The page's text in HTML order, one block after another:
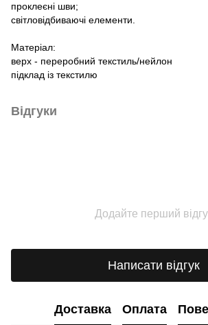
проклеєні шви;
світловідбиваючі елементи.
Матеріал:
верх - переробний текстиль/нейлон
підклад із текстилю
Відгуки
Додайте перший
Написати відгук
Доставка Оплата